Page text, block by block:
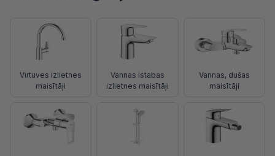
Virtuves izlietnes
maisītāji
Vannas istabas
izlietnes maisītāji
Vannas, dušas
maisītāji